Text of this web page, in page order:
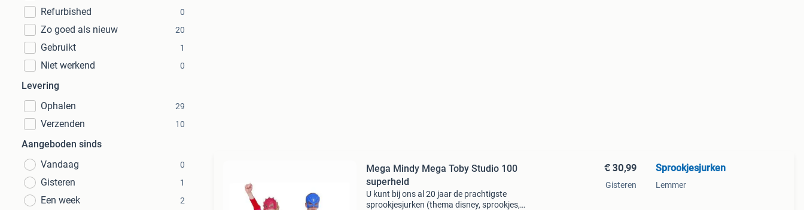
Refurbished 0
Zo goed als nieuw 20
Gebruikt 1
Niet werkend 0
Levering
Ophalen
29
Verzenden 10
Aangeboden sinds
Vandaag
0
Gisteren 1
Een week 2
Mega Mindy Mega Toby Studio 100
superheld
U kunt bij ons al 20 jaar de prachtigste
sprookjesjurken (thema disney, sprookjes,
€ 30,99
Gisteren
Sprookjesjurken
Lemmer